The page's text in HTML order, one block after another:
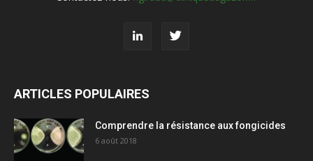
ARTICLES POPULAIRES
Comprendre la résistance aux fongicides
6 août 2018